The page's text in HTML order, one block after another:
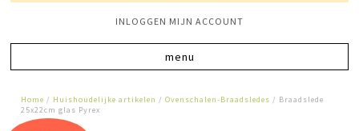
INLOGGEN MIJN ACCOUNT
Home / Huishoudelijke artikelen /Ovenschalen-Braadsledes / Braadslede
25x22cm glas Pyrex